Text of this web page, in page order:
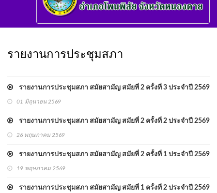
รายงานการประชุมสภา
รายงานการประชุมสภา สมัยสามัญ สมัยที่ 2 ครั้งที่ 3 ประจำปี 2569
01 มิถุนายน 2569
รายงานการประชุมสภา สมัยสามัญ สมัยที่ 2 ครั้งที่ 2 ประจำปี 2569
26 พฤษภาคม 2569
รายงานการประชุมสภา สมัยสามัญ สมัยที่ 2 ครั้งที่ 1 ประจำปี 2569
19 พฤษภาคม 2569
รายงานการประชุมสภา สมัยสามัญ สมัยที่ 1 ครั้งที่ 2 ประจำปี 2569